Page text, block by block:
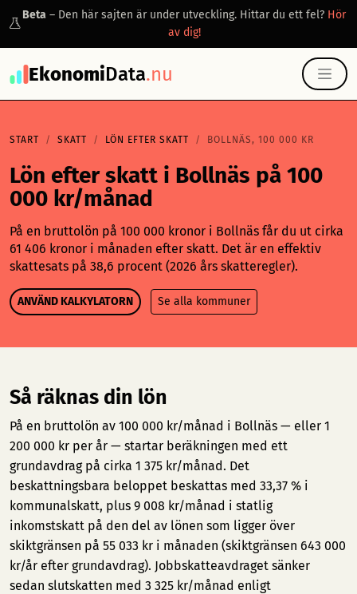
Beta – Den här sajten är under utveckling. Hittar du ett fel? Hör
av dig!
EkonomiData.nu
START SKATT LÖN EFTER SKATT BOLLNÄS, 100 000 KR
Lön efter skatt i Bollnäs på 100
000 kr/månad
På en bruttolön på 100 000 kronor i Bollnäs får du ut cirka
61 406 kronor i månaden efter skatt. Det är en effektiv
skattesats på 38,6 procent (2026 års skatteregler).
ANVÄND KALKYLATORN Se alla kommuner
Så räknas din lön
På en bruttolön av 100 000 kr/månad i Bollnäs — eller 1
200 000 kr per år — startar beräkningen med ett
grundavdrag på cirka 1 375 kr/månad. Det
beskattningsbara beloppet beskattas med 33,37 % i
kommunalskatt, plus 9 008 kr/månad i statlig
inkomstskatt på den del av lönen som ligger över
skiktgränsen på 55 033 kr i månaden (skiktgränsen 643 000
kr/år efter grundavdrag). Jobbskatteavdraget sänker
sedan slutskatten med 3 325 kr/månad enligt